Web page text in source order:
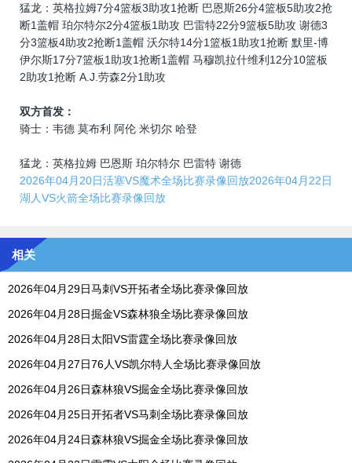
猛龙：英格拉姆7分4篮板3助攻1抢断 巴恩斯26分4篮板5助攻2抢
断1盖帽 珀尔特尔2分4篮板1助攻 巴雷特22分9篮板5助攻 谢德3
分3篮板4助攻2抢断1盖帽 沃尔特14分1篮板1助攻1抢断 默里-博
伊尔斯17分7篮板1助攻1抢断1盖帽 马穆凯拉什维利12分10篮板
2助攻1抢断 A.J.劳森2分1助攻
双方首发：
骑士：韦德 莫布利 阿伦 米切尔 哈登
猛龙：英格拉姆 巴恩斯 珀尔特尔 巴雷特 谢德
2026年04月20日活塞VS魔术全场比赛录像回放2026年04月22日
湖人VS火箭全场比赛录像回放
相关
2026年04月29日马刺VS开拓者全场比赛录像回放
2026年04月28日掘金VS森林狼全场比赛录像回放
2026年04月28日太阳VS雷霆全场比赛录像回放
2026年04月27日76人VS凯尔特人全场比赛录像回放
2026年04月26日森林狼VS掘金全场比赛录像回放
2026年04月25日开拓者VS马刺全场比赛录像回放
2026年04月24日森林狼VS掘金全场比赛录像回放